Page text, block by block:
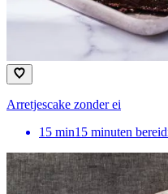
Arretjescake zonder ei
15 min15 minuten